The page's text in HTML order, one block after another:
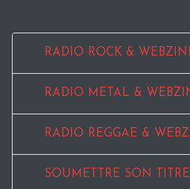
RADIO ROCK &
RADIO METAL &
RADIO REGGAE &
SOUMETTRE SON TITRE